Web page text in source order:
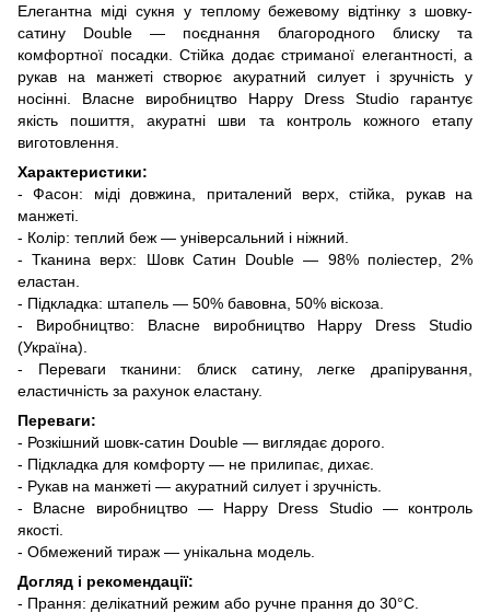
Елегантна міді сукня у теплому бежевому відтінку з шовку-
сатину Double — поєднання благородного блиску та
комфортної посадки. Стiйка додає стриманої елегантності, а
рукав на манжеті створює акуратний силует і зручність у
носінні. Власне виробництво Happy Dress Studio гарантує
якість пошиття, акуратні шви та контроль кожного етапу
виготовлення.
Характеристики:
- Фасон: міді довжина, приталений верх, стійка, рукав на
манжеті.
- Колір: теплий беж — універсальний і ніжний.
- Тканина верх: Шовк Сатин Double — 98% поліестер, 2%
еластан.
- Підкладка: штапель — 50% бавовна, 50% віскоза.
- Виробництво: Власне виробництво Happy Dress Studio
(Україна).
- Переваги тканини: блиск сатину, легке драпірування,
еластичність за рахунок еластану.
Переваги:
- Розкішний шовк-сатин Double — виглядає дорого.
- Підкладка для комфорту — не прилипає, дихає.
- Рукав на манжеті — акуратний силует і зручність.
- Власне виробництво — Happy Dress Studio — контроль
якості.
- Обмежений тираж — унікальна модель.
Догляд і рекомендації:
- Прання: делікатний режим або ручне прання до 30°C.